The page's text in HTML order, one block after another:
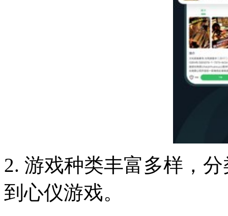
2. 游戏种类丰富多样，
到心仪游戏。